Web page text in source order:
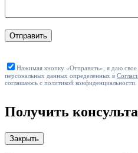
Отправить
Нажимая кнопку «Отправить», я даю свое
персональных данных определенных в
соглашаюсь с политикой конфиденциальности.
Получить
Закрыть